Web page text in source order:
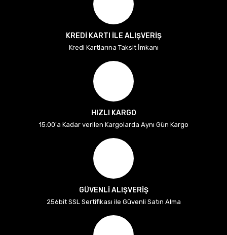
KREDİ KARTI İLE ALIŞVERİŞ
Kredi Kartlarına Taksit İmkanı
HIZLI KARGO
15:00'a Kadar verilen Kargolarda Aynı Gün Kargo
GÜVENLİ ALIŞVERİŞ
256bit SSL Sertifikası ile Güvenli Satın Alma